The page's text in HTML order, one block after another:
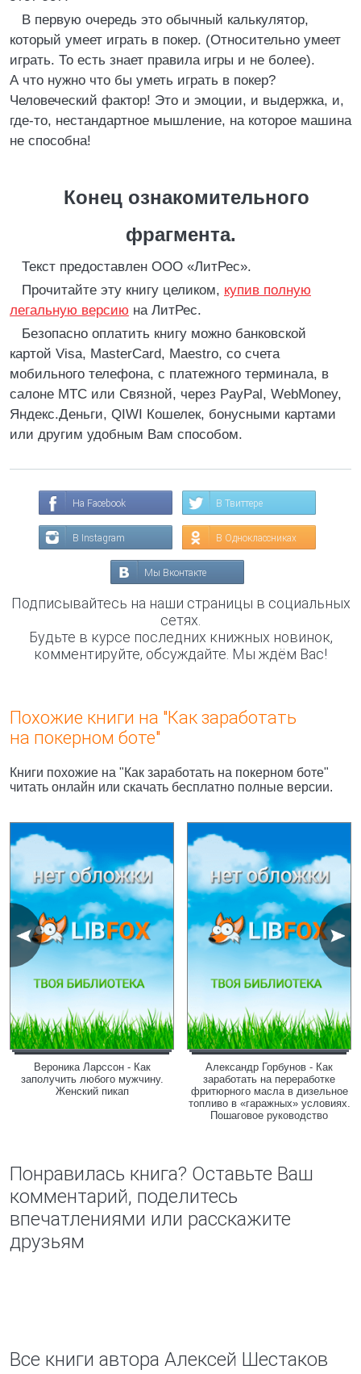
В первую очередь это обычный калькулятор,
который умеет играть в покер. (Относительно умеет
играть. То есть знает правила игры и не более).
А что нужно что бы уметь играть в покер?
Человеческий фактор! Это и эмоции, и выдержка, и,
где-то, нестандартное мышление, на которое машина
не способна!
Конец ознакомительного
фрагмента.
Текст предоставлен ООО «ЛитРес».
Прочитайте эту книгу целиком, купив полную
легальную версию на ЛитРес.
Безопасно оплатить книгу можно банковской
картой Visa, MasterCard, Maestro, со счета
мобильного телефона, с платежного терминала, в
салоне МТС или Связной, через PayPal, WebMoney,
Яндекс.Деньги, QIWI Кошелек, бонусными картами
или другим удобным Вам способом.
На Facebook В Твиттере
В Instagram В Одноклассниках
Мы Вконтакте
Подписывайтесь на наши страницы в социальных
сетях.
Будьте в курсе последних книжных новинок,
комментируйте, обсуждайте. Мы ждём Вас!
Похожие книги на "Как заработать
на покерном боте"
Книги похожие на "Как заработать на покерном боте"
читать онлайн или скачать бесплатно полные версии.
Вероника Ларссон - Как
заполучить любого мужчину.
Женский пикап
Александр Горбунов - Как
заработать на переработке
фритюрного масла в дизельное
топливо в «гаражных» условиях.
Пошаговое руководство
Понравилась книга? Оставьте Ваш
комментарий, поделитесь
впечатлениями или расскажите
друзьям
Все книги автора Алексей Шестаков